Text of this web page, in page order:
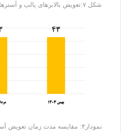
شکل ۷:تعویض بالابرهای پالپ و آسترهای میانی سر خروجی فاز ۱
نمودار۴: مقایسه مدت زمان